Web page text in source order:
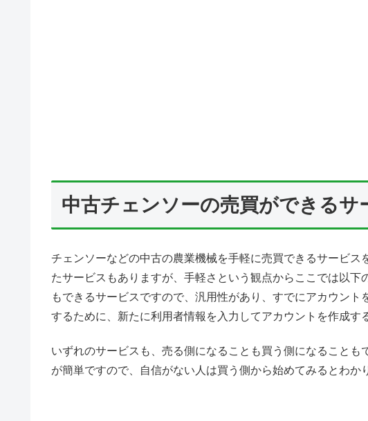
中古チェンソーの売買ができるサ
チェンソーなどの中古の農業機械を手軽に売買できるサービ
たサービスもありますが、手軽さという観点からここでは以
もできるサービスですので、汎用性があり、すでにアカウン
するために、新たに利用者情報を入力してアカウントを作成す
いずれのサービスも、売る側になることも買う側になること
が簡単ですので、自信がない人は買う側から始めてみるとわか